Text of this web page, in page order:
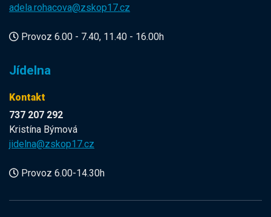
adela.rohacova@zskop17.cz
Provoz 6.00 - 7.40, 11.40 - 16.00h
Jídelna
Kontakt
737 207 292
Kristína Býmová
jidelna@zskop17.cz
Provoz 6.00-14.30h